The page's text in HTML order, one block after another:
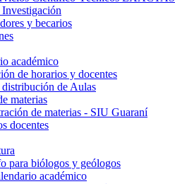
Investigación
y becarios
académico
de horarios y docentes
de Aulas
materias
de materias - SIU Guaraní
docentes
para biólogos y geólogos
académico